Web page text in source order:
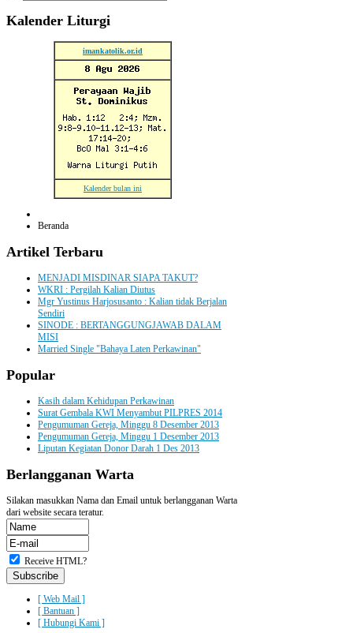
Kalender Liturgi
imankatolik.or.id
Kalender bulan ini
Beranda
Artikel Terbaru
MENJADI MISDINAR SIAPA TAKUT?
WKRI : Pergilah Kalian Diutus
Mgr Yustinus Harjosusanto : Kalian tidak Berjalan
Sendiri
SINODE : BERTANGGUNGJAWAB DALAM
MISI
Married Single "Bahaya Laten Perkawinan"
Popular
Kasih dalam Kehidupan Perkawinan
Surat Gembala KWI Menyambut PILPRES 2014
Pengumuman Gereja, Minggu 8 Desember 2013
Pengumuman Gereja, Minggu 1 Desember 2013
Liputan Kegiatan Donor Darah 1 Des 2013
Berlangganan Warta
Silakan masukkan Nama dan Email untuk berlangganan Warta
dari website secara teratur.
Receive HTML?
[ Web Mail ]
[ Bantuan ]
[ Hubungi Kami ]